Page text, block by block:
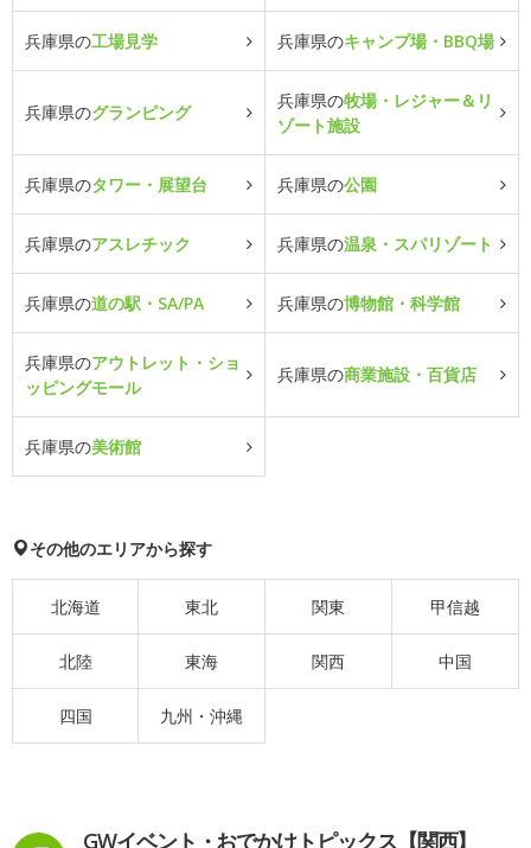
兵庫県の工場見学 兵庫県のキャンプ場・BBQ場
兵庫県のグランピング
兵庫県の牧場・レジャー＆リ
ゾート施設
兵庫県のタワー・展望台 兵庫県の公園
兵庫県のアスレチック 兵庫県の温泉・スパリゾート
兵庫県の道の駅・SA/PA 兵庫県の博物館・科学館
兵庫県のアウトレット・ショ
ッピングモール
兵庫県の商業施設・百貨店
兵庫県の美術館
その他のエリアから探す
北海道 東北 関東 甲信越
北陸 東海 関西 中国
四国 九州・沖縄
GWイベント・おでかけトピックス【関西】